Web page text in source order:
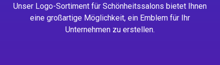
Unser Logo-Sortiment für Schönheitssalons bietet Ihnen
eine großartige Möglichkeit, ein Emblem für Ihr
Unternehmen zu erstellen.